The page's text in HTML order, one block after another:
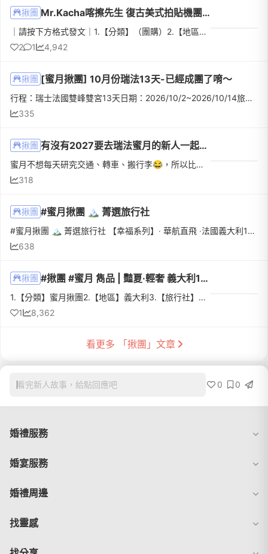
揪團 Mr.Kacha喀擦先生 復古美式拍貼機團購
｜請按下方格式發文｜1.【分類】（團購）2.【地區】台中以南3.【物品名稱】Mr.Kacha喀擦先生 復古美式拍貼機4.【數量】3組-5組5.【物品狀態】（全新）6.【介紹】我自己很喜歡韓式四格的拍貼樣式 找了很久覺得這家平...
2
1 4,942
揪團 [蜜月揪團] 10月份瑞法13天-已經成團了唷～
行程：瑞士法國雙峰雙宮13天日期：2026/10/2~2026/10/14旅行社：真善美旅行社航空：阿聯酋航空（來回皆於杜拜轉機）團費：原價196,800元，報名時另有早鳥、揪團等相關優惠～備註：已經成團剩下最後席次了唷～我們一...
335
揪團 有沒有2027要去瑞法蜜月的新人一起揪團相認！🙋‍♀️🙋‍♂️
蜜月不想每天研究交通、轉車、搬行李😂，所以比較了幾家旅行社後，我們最後報名了 真善美國際旅行社－瑞士法國雙峰雙宮13天。這團吸引我們的地方是瑞士美景和法國浪漫一次滿足，有少女峰、白朗峰、黃金列車、凡爾賽宮...
318
揪團 #蜜月揪團 🏔️ 菁選旅行社
#蜜月揪團 🏔️ 菁選旅行社 【幸福系列】‧ 華航直飛 ‧法國義大利14日日期：10/13（二）～10/26（一）團費：219000（詳細可洽業務） ✅優惠內容：★早鳥優惠：詳情請洽詢旅行社~★ 揪團文每位一篇優惠2,000元★ 蜜月優惠500...
638
揪團 #揪團 #蜜月 雋品 | 豔夏·輕奢 義大利15天 ~ 2025/05/08 出發
1.【分類】蜜月揪團2.【地區】義大利3.【旅行社】雋品旅行社4.【名稱】豔夏·輕奢 義大利15天5.【出發日期】2025/05/086.【航空公司】中華航空7.【業務】陳富瑤8.【介紹】我們要結婚了！然後要花錢出去玩惹QQ在之前老...
1
8,362
看更多 「揪團」文章
看完新人故事，給點回應吧 0 0
婚禮服務
婚宴服務
婚禮周邊
找靈感